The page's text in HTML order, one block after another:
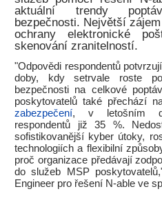
aktuální trendy
bezpečnosti. Největší
ochrany elektronické
skenování zranitelností.
"Odpovědi respondentů
doby, kdy setrvale roste
bezpečnosti na celkové
poskytovatelů také přechází
zabezpečení, v letošním
respondentů již 35 %.
sofistikovanější kyber útoky,
technologiích a flexibilní
proč organizace předávají
do služeb MSP
Engineer pro řešení N-able ve